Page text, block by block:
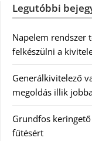
Legutóbbi
Napelem rendszer
felkészülni a
Generálkivitelező
megoldás illik
Grundfos
fűtésért